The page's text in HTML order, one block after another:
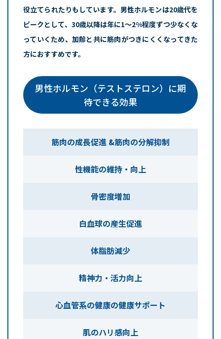
役立てられたりもしています。 男性ホルモンは20歳代を
ピークとして、30歳以降は年に1～2%程度ずつ少なくな
っていくため、加齢と共に筋肉がつきにくくなってきた
方におすすめです。
男性ホルモン（テストステロン）に期
待できる効果
筋肉の成長促進 &筋肉の分解抑制
性機能の維持・向上
骨密度増加
白血球の産生促進
体脂肪減少
精神力・活力向上
心血管系の健康の健康サポート
肌のハリ感向上